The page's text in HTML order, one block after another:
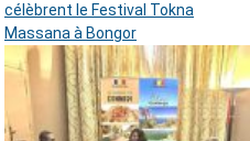
célèbrent le Festival Tokna
Massana à Bongor